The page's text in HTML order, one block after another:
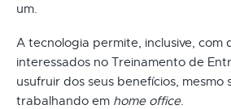
um.
A tecnologia permite, inclusive, com
interessados no Treinamento de
usufruir dos seus benefícios, mesmo
trabalhando em home office.